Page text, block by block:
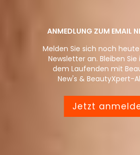
ANMEDLUNG ZUM EMAIL
Melden Sie sich noch
Newsletter an. Bleiben
dem Laufenden mit
New's & BeautyXpert-
Jetzt